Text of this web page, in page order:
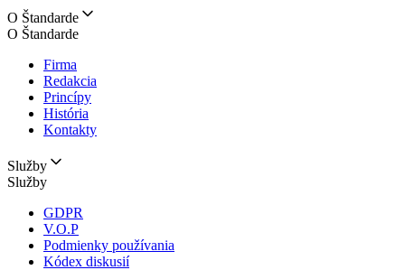
O Štandarde
O Štandarde
Firma
Redakcia
Princípy
História
Kontakty
Služby
Služby
GDPR
V.O.P
Podmienky používania
Kódex diskusií